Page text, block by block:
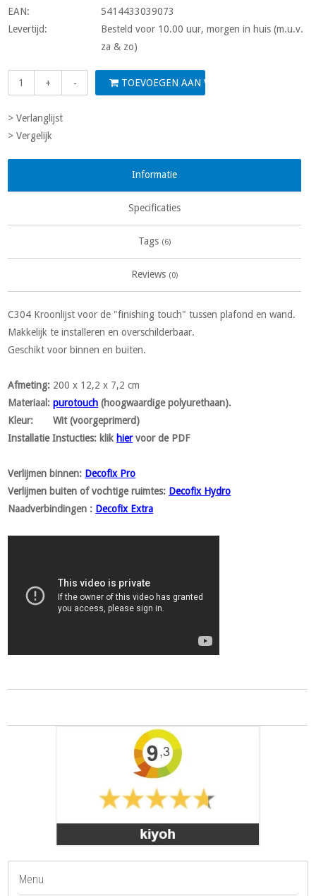
EAN:
5414433039073
Levertijd:
Besteld voor 10.00 uur, morgen in huis (m.u.v.
za & zo)
+ - TOEVOEGEN AAN WINKELWAGEN
> Verlanglijst
> Vergelijk
Informatie
Specificaties
Tags (6)
Reviews (0)
C304 Kroonlijst voor de "finishing touch" tussen plafond en wand.
Makkelijk te installeren en overschilderbaar.
Geschikt voor binnen en buiten.
Afmeting: 200 x 12,2 x 7,2 cm
Materiaal :purotouch (hoogwaardige polyurethaan).
Kleur: Wit (voorgeprimerd)
Installatie Instucties: klik hiervoor de PDF
Verlijmen binnen: Decofix Pro
Verlijmen buiten of vochtige ruimtes: Decofix Hydro
Naadverbindingen : Decofix Extra
Menu